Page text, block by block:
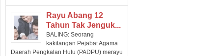
Rayu Abang 12
Tahun Tak Jenguk...
BALING: Seorang
kakitangan Pejabat Agama
Daerah Pengkalan Hulu (PADPU) merayu